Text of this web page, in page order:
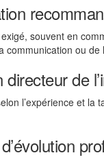
souvent en
ou de
de
l’expérience et